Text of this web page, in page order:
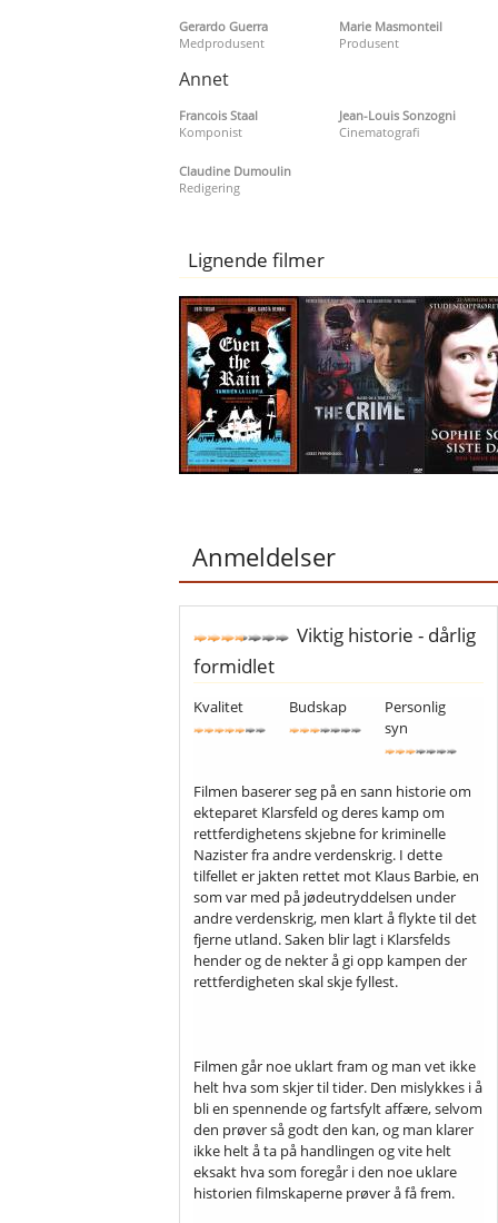
Gerardo Guerra
Medprodusent
Marie Masmonteil
Produsent
Annet
Francois Staal
Komponist
Jean-Louis Sonzogni
Cinematografi
Claudine Dumoulin
Redigering
Lignende filmer
Anmeldelser
Viktig historie - dårlig
formidlet
Kvalitet Budskap
Personlig
syn
Filmen baserer seg på en sann historie om
ekteparet Klarsfeld og deres kamp om
rettferdighetens skjebne for kriminelle
Nazister fra andre verdenskrig. I dette
tilfellet er jakten rettet mot Klaus Barbie, en
som var med på jødeutryddelsen under
andre verdenskrig, men klart å flykte til det
fjerne utland. Saken blir lagt i Klarsfelds
hender og de nekter å gi opp kampen der
rettferdigheten skal skje fyllest.
Filmen går noe uklart fram og man vet ikke
helt hva som skjer til tider. Den mislykkes i å
bli en spennende og fartsfylt affære, selvom
den prøver så godt den kan, og man klarer
ikke helt å ta på handlingen og vite helt
eksakt hva som foregår i den noe uklare
historien filmskaperne prøver å få frem.